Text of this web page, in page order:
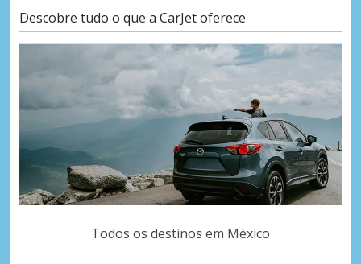
Descobre tudo o que a CarJet oferece
Todos os destinos em México